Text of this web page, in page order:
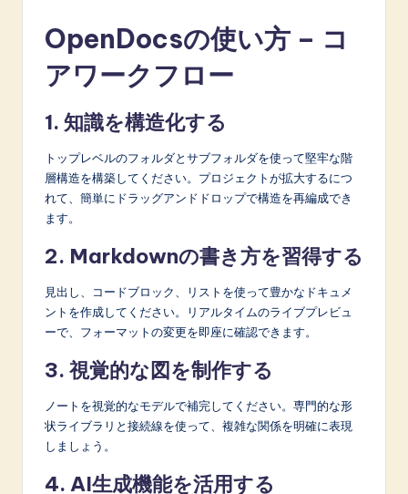
OpenDocsの使い方 – コ
アワークフロー
1. 知識を構造化する
トップレベルのフォルダとサブフォルダを使って堅牢な階
層構造を構築してください。プロジェクトが拡大するにつ
れて、簡単にドラッグアンドドロップで構造を再編成でき
ます。
2. Markdownの書き方を習得する
見出し、コードブロック、リストを使って豊かなドキュメ
ントを作成してください。リアルタイムのライブプレビュ
ーで、フォーマットの変更を即座に確認できます。
3. 視覚的な図を制作する
ノートを視覚的なモデルで補完してください。専門的な形
状ライブラリと接続線を使って、複雑な関係を明確に表現
しましょう。
4. AI生成機能を活用する